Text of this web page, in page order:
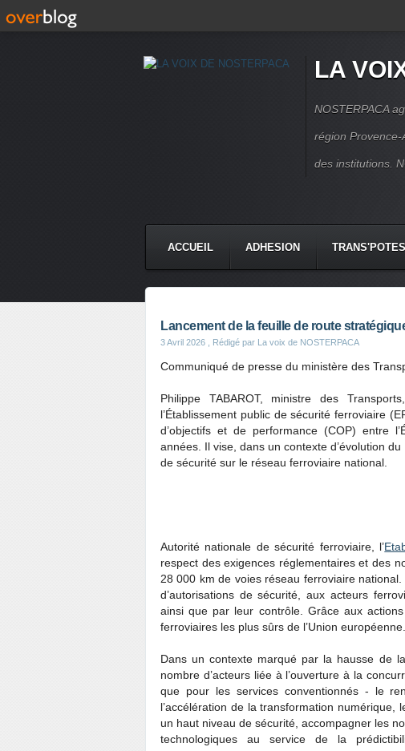
LA
NOSTERPACA
région
des institutions.
ACCUEIL ADHESION TRANS'POTES
Lancement de la feuille de route
3 Avril 2026 , Rédigé par La voix de NOSTERPACA
Communiqué de presse du ministère des
Philippe TABAROT, ministre des
l’Établissement public de sécurité ferroviaire
d’objectifs et de performance (COP) entre
années. Il vise, dans un contexte d’évolution
de sécurité sur le réseau ferroviaire national.
Autorité nationale de sécurité ferroviaire, l’
respect des exigences réglementaires et des
28 000 km de voies réseau ferroviaire
d’autorisations de sécurité, aux acteurs
ainsi que par leur contrôle. Grâce aux
ferroviaires les plus sûrs de l’Union européenne.
Dans un contexte marqué par la hausse de
nombre d’acteurs liée à l’ouverture à la
que pour les services conventionnés - le
l’accélération de la transformation numérique,
un haut niveau de sécurité, accompagner les
technologiques au service de la